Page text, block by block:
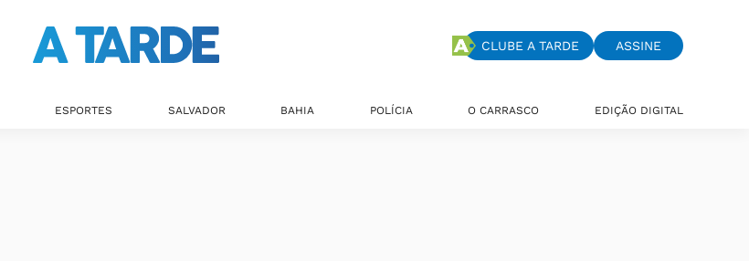
CLUBE A TARDE ASSINE
ESPORTES SALVADOR BAHIA POLÍCIA O CARRASCO EDIÇÃO DIGITAL